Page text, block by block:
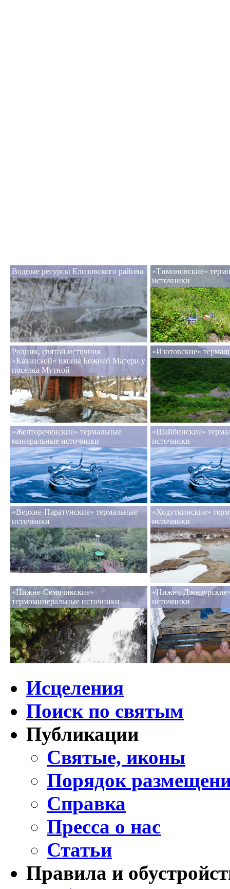
Водные ресурсы Елизовского района
«Тимоновские»
источники
Родник, святой источник
«Казанской» иконы Божией Матери у
поселка Мутной
«Изотовские»
«Желтореченские» термальные
минеральные источники
«Шайбинские»
источники
«Верхне-Паратунские» термальные
источники
«Ходуткинские»
источники
«Нижне-Семячикские»
термоминеральные источники
«Нижне-
источники
Исцеления
Поиск по святым
Публикации
Святые, иконы
Порядок
Справка
Пресса о нас
Статьи
Правила и